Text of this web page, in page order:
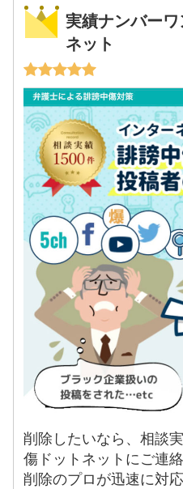
実績ナンバー
ネット
削除したいなら、相談
傷ドットネットにご連絡
削除のプロが迅速に対